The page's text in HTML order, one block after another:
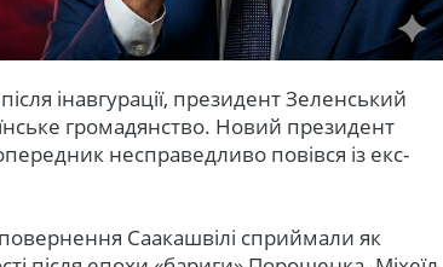
інавгурації, президент Зеленський
громадянство. Новий президент
несправедливо повівся із екс-
Саакашвілі сприймали як